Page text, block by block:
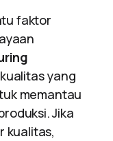
faktor
yang
memantau
Jika
kualitas,